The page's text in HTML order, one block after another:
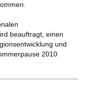
beauftragt, einen
und
2010